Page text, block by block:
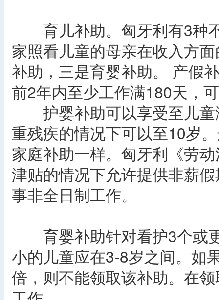
育儿补助。匈牙利有3种
家照看儿童的母亲在收入方
补助，三是育婴补助。 产假
前2年内至少工作满180天，
护婴补助可以享受至儿童
重残疾的情况下可以至10岁
家庭补助一样。匈牙利《劳
津贴的情况下允许提供非薪
事非全日制工作。
育婴补助针对看护3个或
小的儿童应在3-8岁之间。如
倍，则不能领取该补助。在